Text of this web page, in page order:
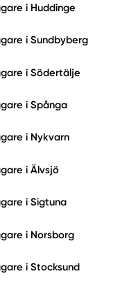
i Huddinge
i Sundbyberg
i Södertälje
i Spånga
i Nykvarn
i Älvsjö
i Sigtuna
i Norsborg
i Stocksund